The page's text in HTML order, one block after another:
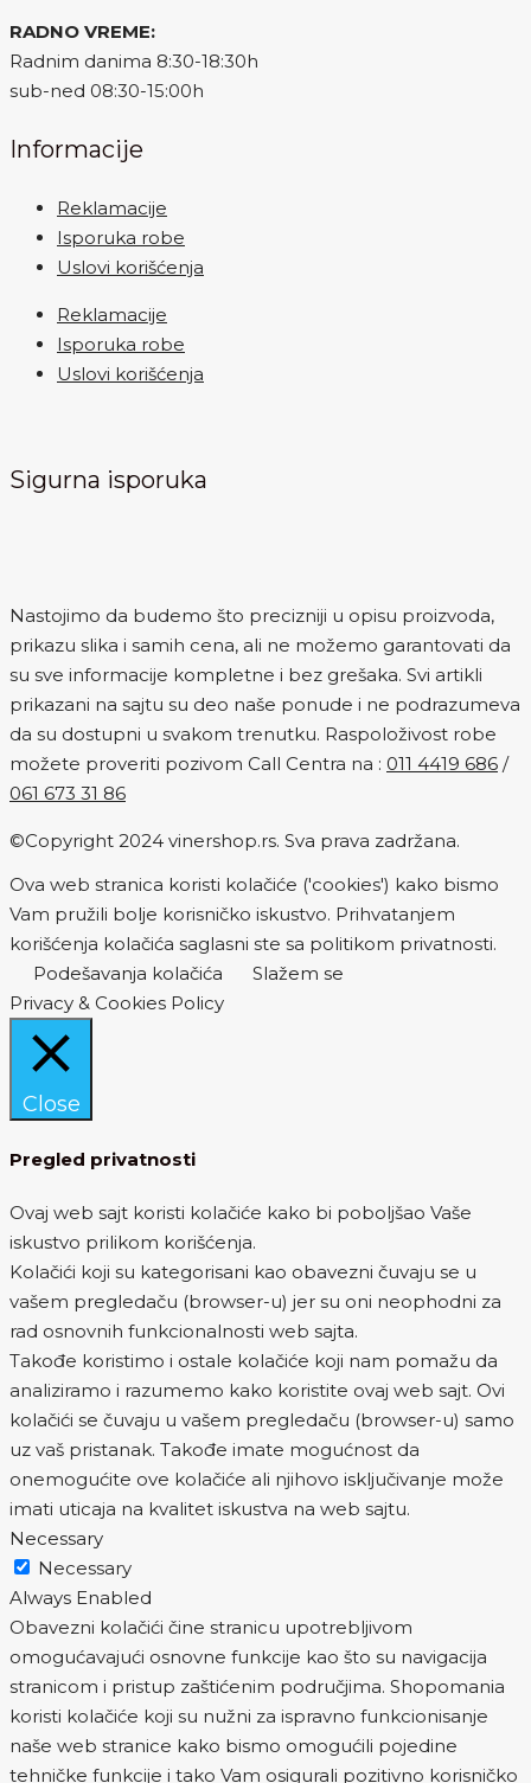
RADNO VREME:
Radnim danima 8:30-18:30h
sub-ned 08:30-15:00h
Informacije
Reklamacije
Isporuka robe
Uslovi korišćenja
Reklamacije
Isporuka robe
Uslovi korišćenja
Sigurna isporuka
Nastojimo da budemo što precizniji u opisu proizvoda,
prikazu slika i samih cena, ali ne možemo garantovati da
su sve informacije kompletne i bez grešaka. Svi artikli
prikazani na sajtu su deo naše ponude i ne podrazumeva
da su dostupni u svakom trenutku. Raspoloživost robe
možete proveriti pozivom Call Centra na : 011 4419 686 /
061 673 31 86
©Copyright 2024 vinershop.rs. Sva prava zadržana.
Ova web stranica koristi kolačiće ('cookies') kako bismo
Vam pružili bolje korisničko iskustvo. Prihvatanjem
korišćenja kolačića saglasni ste sa politikom privatnosti.
Podešavanja kolačića
Slažem se
Privacy & Cookies Policy
Close
Pregled privatnosti
Ovaj web sajt koristi kolačiće kako bi poboljšao Vaše
iskustvo prilikom korišćenja.
Kolačići koji su kategorisani kao obavezni čuvaju se u
vašem pregledaču (browser-u) jer su oni neophodni za
rad osnovnih funkcionalnosti web sajta.
Takođe koristimo i ostale kolačiće koji nam pomažu da
analiziramo i razumemo kako koristite ovaj web sajt. Ovi
kolačići se čuvaju u vašem pregledaču (browser-u) samo
uz vaš pristanak. Takođe imate mogućnost da
onemogućite ove kolačiće ali njihovo isključivanje može
imati uticaja na kvalitet iskustva na web sajtu.
Necessary
Necessary
Always Enabled
Obavezni kolačići čine stranicu upotrebljivom
omogućavajući osnovne funkcije kao što su navigacija
stranicom i pristup zaštićenim područjima. Shopomania
koristi kolačiće koji su nužni za ispravno funkcionisanje
naše web stranice kako bismo omogućili pojedine
tehničke funkcije i tako Vam osigurali pozitivno korisničko